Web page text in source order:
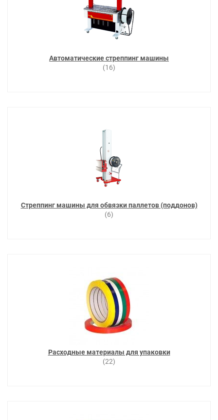
Автоматические стреппинг машины
(16)
Стреппинг машины для обвязки паллетов (поддонов)
(6)
Расходные материалы для упаковки
(22)